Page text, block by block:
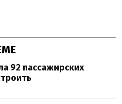
92 пассажирских